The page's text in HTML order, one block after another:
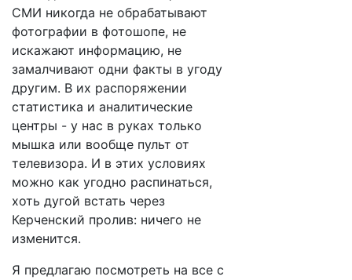
СМИ никогда не обрабатывают
фотографии в фотошопе, не
искажают информацию, не
замалчивают одни факты в угоду
другим. В их распоряжении
статистика и аналитические
центры - у нас в руках только
мышка или вообще пульт от
телевизора. И в этих условиях
можно как угодно распинаться,
хоть дугой встать через
Керченский пролив: ничего не
изменится.
Я предлагаю посмотреть на все с